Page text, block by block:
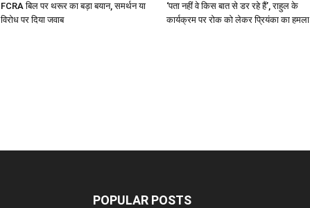
FCRA बिल पर थरूर का बड़ा बयान, समर्थन या
विरोध पर दिया जवाब
‘पता नहीं वे किस बात से डर रहे हैं’, राहुल के
कार्यक्रम पर रोक को लेकर प्रियंका का हमला
POPULAR POSTS